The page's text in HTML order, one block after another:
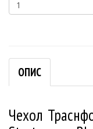
ОПИС
Чехол